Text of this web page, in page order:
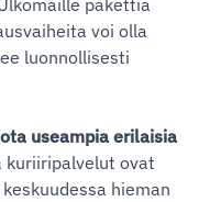
pakettia
voi olla
luonnollisesti
useampia erilaisia
kuriiripalvelut ovat
hieman